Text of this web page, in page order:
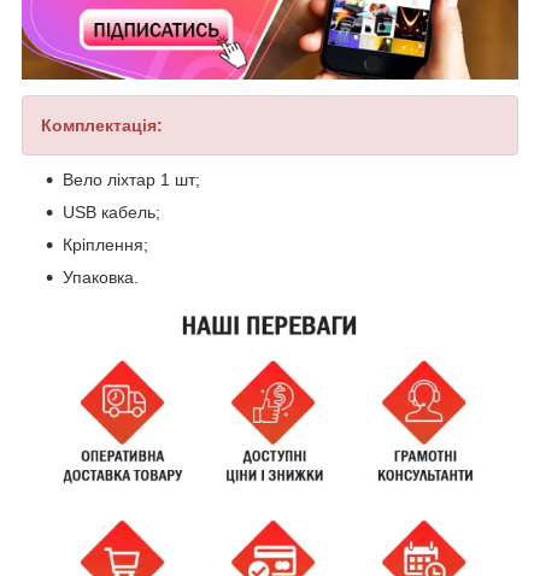
Комплектація:
Вело ліхтар 1 шт;
USB кабель;
Кріплення;
Упаковка.